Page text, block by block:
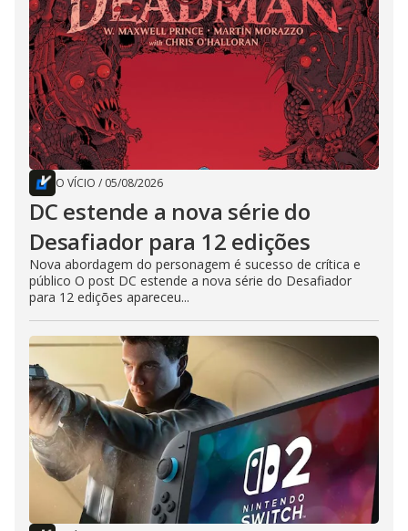
O VÍCIO / 05/08/2026
DC estende a nova série do
Desafiador para 12 edições
Nova abordagem do personagem é sucesso de crítica e
público O post DC estende a nova série do Desafiador
para 12 edições apareceu...